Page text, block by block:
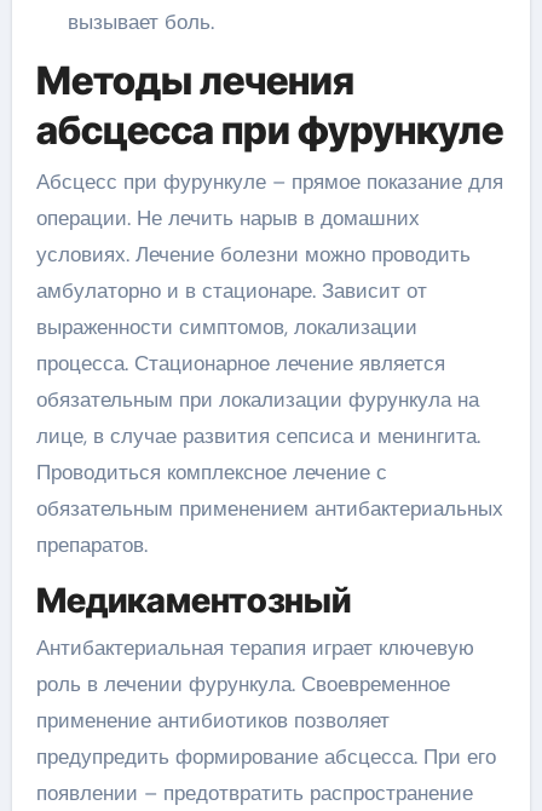
вызывает боль.
Методы лечения
абсцесса при фурункуле
Абсцесс при фурункуле – прямое показание для
операции. Не лечить нарыв в домашних
условиях. Лечение болезни можно проводить
амбулаторно и в стационаре. Зависит от
выраженности симптомов, локализации
процесса. Стационарное лечение является
обязательным при локализации фурункула на
лице, в случае развития сепсиса и менингита.
Проводиться комплексное лечение с
обязательным применением антибактериальных
препаратов.
Медикаментозный
Антибактериальная терапия играет ключевую
роль в лечении фурункула. Своевременное
применение антибиотиков позволяет
предупредить формирование абсцесса. При его
появлении – предотвратить распространение